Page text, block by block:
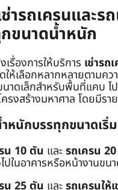
ารถเครนและร
ขนาดน้ำหนัก
เรื่องการให้บริการ เช่ารถ
ให้เลือกหลากหลายตามคว
าดเล็กสำหรับพื้นที่แคบ ไ
รงสร้างมหาศาล โดยมีรา
หนักบรรทุกขนาดเริ่
น 10 ตัน และรถเครน
ปในอาคารหรือหน้างานขน
น 25 ตัน และรถเครนให้